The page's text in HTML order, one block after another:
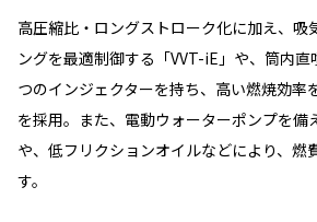
高圧縮比・ロングストローク化に加え、吸
ングを最適制御する「VVT-iE」や、筒内
つのインジェクターを持ち、高い燃焼効率
を採用。また、電動ウォーターポンプを備
や、低フリクションオイルなどにより、燃
す。